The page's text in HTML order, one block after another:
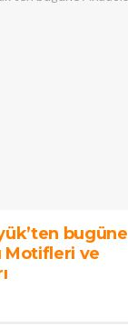
bugüne
Motifleri ve